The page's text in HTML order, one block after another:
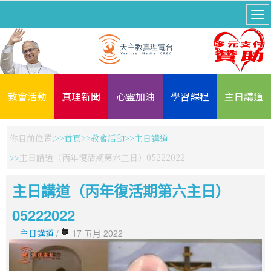
教會活動 真理新聞 心靈加油 學習課程 主日講道
你目前位置: 首頁 教會活動
主日講道
主日講道（丙年復活期第六主日）05222022
主日講道（丙年復活期第六主日）
05222022
主日講道 / 17 五月 2022